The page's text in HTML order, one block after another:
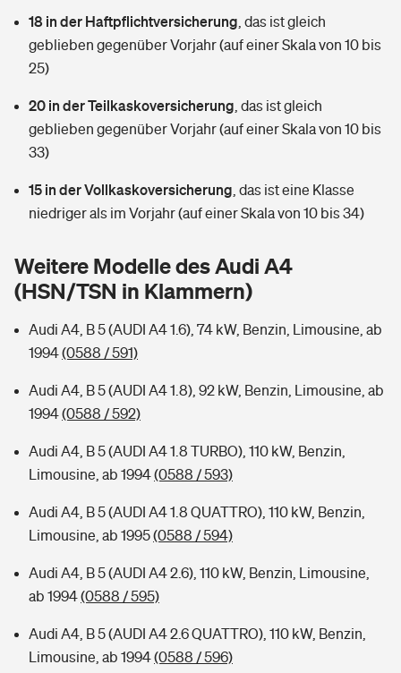
Wer versichert was: Jetzt Versicherer finden
Sie haben Fragen?
Mietkautionsversicherung
Restkreditversicherung
Zur Übersicht
Tools
Hochwasser-Check: Wie gefährdet ist Ihr Haus?
Sie haben Fragen?
Kinderinvalidität
Hundehalter-Haftpflicht
Handyversicherung
Private Cyberversicherung
Zur Übersicht
Kinderunfall-Check: Mehr Sicherheit für deine Kids
Typklassen: So ist Ihr Auto eingestuft
Sie haben Fragen?
Tierkrankenversicherung
Zur Übersicht
Tools
Wer versichert was: Jetzt Versicherer finden
Rentenrechner: Wie viel Geld bekomme ich im Alter?
18 in der Haftpflichtversicherung das ist gleich
geblieben gegenüber Vorjahr (auf einer Skala von 10 bis
25)
20 in der Teilkaskoversicherung das ist gleich
geblieben gegenüber Vorjahr (auf einer Skala von 10 bis
33)
15 in der Vollkaskoversicherung das ist eine Klasse
niedriger als im Vorjahr (auf einer Skala von 10 bis 34)
Weitere Modelle des Audi A4
(HSN/TSN in Klammern)
Audi A4, B 5 (AUDI A4 1.6), 74 kW, Benzin, Limousine, ab
1994(0588 / 591)
Audi A4, B 5 (AUDI A4 1.8), 92 kW, Benzin, Limousine, ab
1994(0588 / 592)
Audi A4, B 5 (AUDI A4 1.8 TURBO), 110 kW, Benzin,
Limousine, ab 1994(0588 / 593)
Audi A4, B 5 (AUDI A4 1.8 QUATTRO), 110 kW, Benzin,
Limousine, ab 1995(0588 / 594)
Audi A4, B 5 (AUDI A4 2.6), 110 kW, Benzin, Limousine,
ab 1994(0588 / 595)
Audi A4, B 5 (AUDI A4 2.6 QUATTRO), 110 kW, Benzin,
Limousine, ab 1994(0588 / 596)